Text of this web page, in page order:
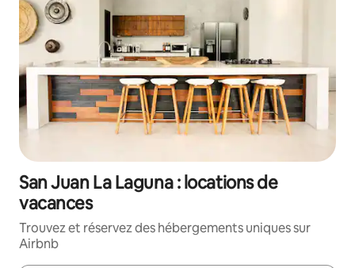
San Juan La Laguna : locations de
vacances
Trouvez et réservez des hébergements uniques sur
Airbnb